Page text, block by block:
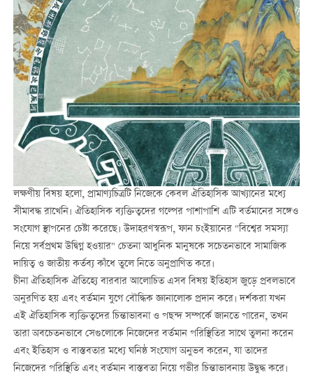
লক্ষণীয় বিষয় হলো, প্রামাণ্যচিত্রটি নিজেকে কেবল ঐতিহাসিক আখ্যানের মধ্যে
সীমাবদ্ধ রাখেনি। ঐতিহাসিক ব্যক্তিত্বদের গল্পের পাশাপাশি এটি বর্তমানের সঙ্গেও
সংযোগ স্থাপনের চেষ্টা করেছে। উদাহরণস্বরূপ, ফান চংইয়ানের "বিশ্বের সমস্যা
নিয়ে সর্বপ্রথম উদ্বিগ্ন হওয়ার" চেতনা আধুনিক মানুষকে সচেতনভাবে সামাজিক
দায়িত্ব ও জাতীয় কর্তব্য কাঁধে তুলে নিতে অনুপ্রাণিত করে।
চীনা ঐতিহাসিক ঐতিহ্যে বারবার আলোচিত এসব বিষয় ইতিহাস জুড়ে প্রবলভাবে
অনুরণিত হয় এবং বর্তমান যুগে বৌদ্ধিক জ্ঞানালোক প্রদান করে। দর্শকরা যখন
এই ঐতিহাসিক ব্যক্তিত্বদের চিন্তাভাবনা ও পছন্দ সম্পর্কে জানতে পারেন, তখন
তারা অবচেতনভাবে সেগুলোকে নিজেদের বর্তমান পরিস্থিতির সাথে তুলনা করেন
এবং ইতিহাস ও বাস্তবতার মধ্যে ঘনিষ্ঠ সংযোগ অনুভব করেন, যা তাদের
নিজেদের পরিস্থিতি এবং বর্তমান বাস্তবতা নিয়ে গভীর চিন্তাভাবনায় উদ্বুদ্ধ করে।